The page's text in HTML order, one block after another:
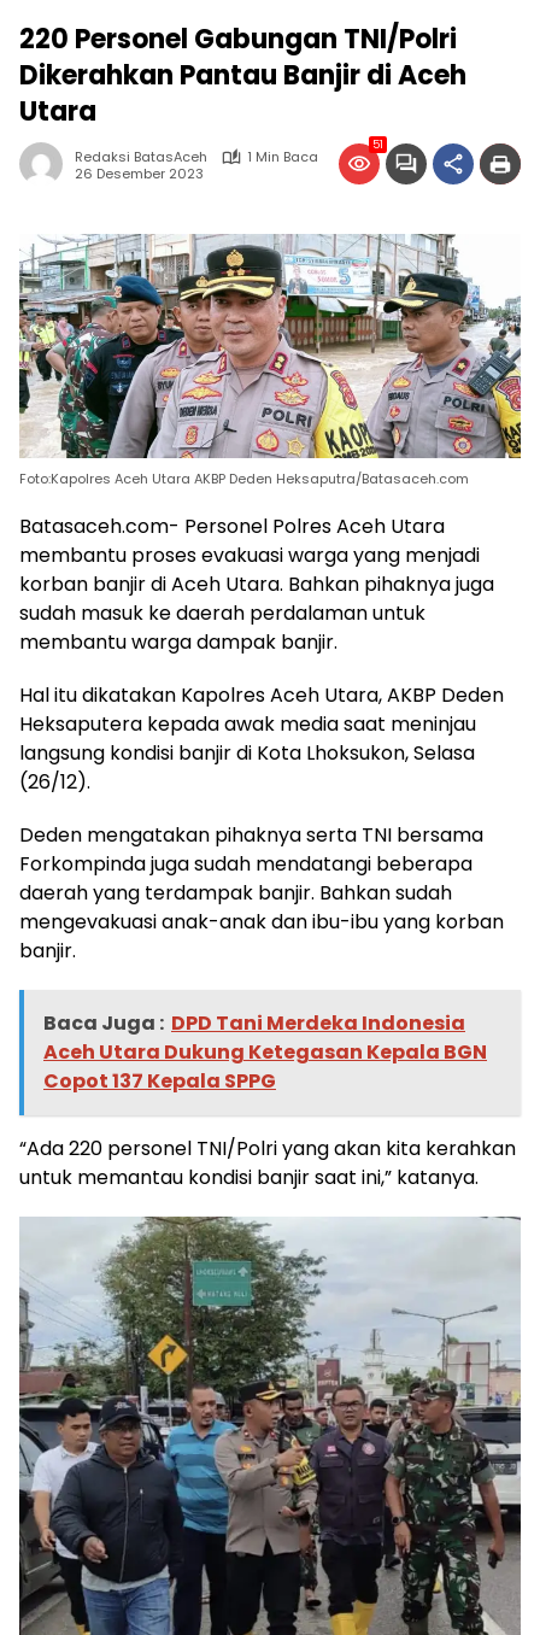
220 Personel Gabungan TNI/Polri
Dikerahkan Pantau Banjir di Aceh
Utara
Redaksi BatasAceh
1 Min Baca
26 Desember 2023
51
Foto:Kapolres Aceh Utara AKBP Deden Heksaputra/Batasaceh.com
Batasaceh.com- Personel Polres Aceh Utara
membantu proses evakuasi warga yang menjadi
korban banjir di Aceh Utara. Bahkan pihaknya juga
sudah masuk ke daerah perdalaman untuk
membantu warga dampak banjir.
Hal itu dikatakan Kapolres Aceh Utara, AKBP Deden
Heksaputera kepada awak media saat meninjau
langsung kondisi banjir di Kota Lhoksukon, Selasa
(26/12).
Deden mengatakan pihaknya serta TNI bersama
Forkompinda juga sudah mendatangi beberapa
daerah yang terdampak banjir. Bahkan sudah
mengevakuasi anak-anak dan ibu-ibu yang korban
banjir.
Baca Juga : DPD Tani Merdeka Indonesia
Aceh Utara Dukung Ketegasan Kepala BGN
Copot 137 Kepala SPPG
“Ada 220 personel TNI/Polri yang akan kita kerahkan
untuk memantau kondisi banjir saat ini,” katanya.